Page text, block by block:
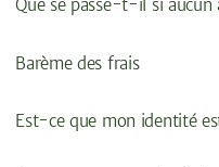
Que se passe-t-il si aucun
Barème des frais
Est-ce que mon identité